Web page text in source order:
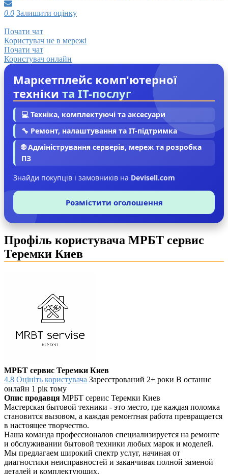
0.0 Залишити оцінку
Почати чат
Користувач не в мережі
Почати чат
Користувач онлайн
Маркетплейс комп'ютерної
техніки та IT-послуг
💻 Техніка, комплектуючі та аксесуари
🔧 Ремонт, налаштування та IT-підтримка
🌐 Адміністрування серверів, мереж та розробка
ПЗ
Знайди покупців і замовників на Devisell.com
Розмістити оголошення
Профіль користувача МРБТ сервис
Теремки Киев
МРБТ сервис Теремки Киев
4.8 Оцініть користувача Зареєстрований 2+ роки В останнє
онлайн 1 рік тому
Опис продавця МРБТ сервис Теремки Киев
Мастерская бытовой техники - это место, где каждая поломка
становится вызовом, а каждая ремонтная работа превращается
в настоящее творчество.
Наша команда профессионалов специализируется на ремонте
и обслуживании бытовой техники любых марок и моделей.
Мы предлагаем широкий спектр услуг, начиная от
диагностики неисправностей и заканчивая полной заменой
деталей и комплектующих.